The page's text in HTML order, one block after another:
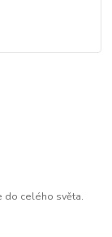
do celého světa.